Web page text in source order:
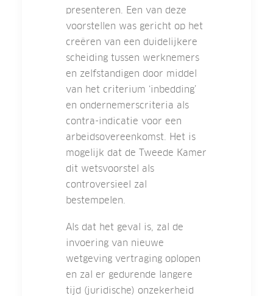
presenteren. Een van deze
voorstellen was gericht op het
creëren van een duidelijkere
scheiding tussen werknemers
en zelfstandigen door middel
van het criterium ‘inbedding’
en ondernemerscriteria als
contra-indicatie voor een
arbeidsovereenkomst. Het is
mogelijk dat de Tweede Kamer
dit wetsvoorstel als
controversieel zal
bestempelen.
Als dat het geval is, zal de
invoering van nieuwe
wetgeving vertraging oplopen
en zal er gedurende langere
tijd (juridische) onzekerheid